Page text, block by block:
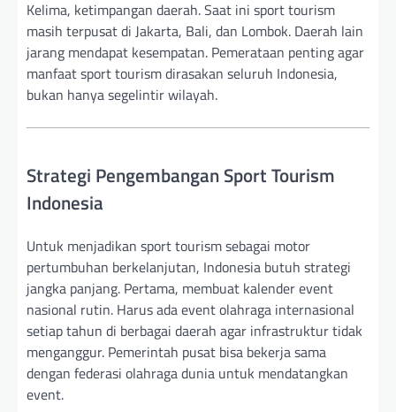
Kelima, ketimpangan daerah. Saat ini sport tourism
masih terpusat di Jakarta, Bali, dan Lombok. Daerah lain
jarang mendapat kesempatan. Pemerataan penting agar
manfaat sport tourism dirasakan seluruh Indonesia,
bukan hanya segelintir wilayah.
Strategi Pengembangan Sport Tourism
Indonesia
Untuk menjadikan sport tourism sebagai motor
pertumbuhan berkelanjutan, Indonesia butuh strategi
jangka panjang. Pertama, membuat kalender event
nasional rutin. Harus ada event olahraga internasional
setiap tahun di berbagai daerah agar infrastruktur tidak
menganggur. Pemerintah pusat bisa bekerja sama
dengan federasi olahraga dunia untuk mendatangkan
event.